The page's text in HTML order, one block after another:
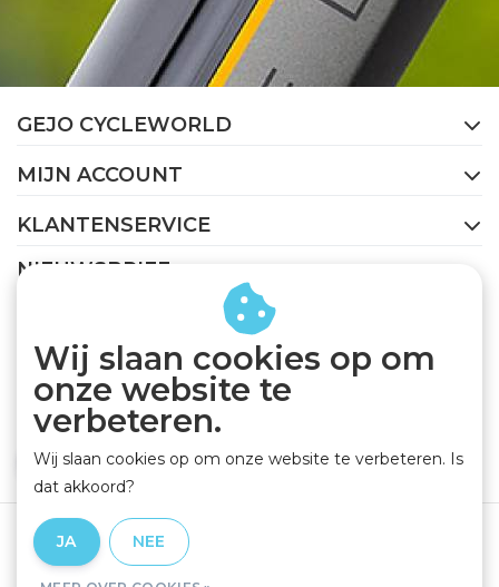
GEJO CYCLEWORLD
MIJN ACCOUNT
KLANTENSERVICE
NIEUWSBRIEF
Abonneer je op onze nieuwsbrief om op de hoogte te
ABONNEER
Algemene voorwaarden
Wij slaan cookies op om
onze website te
verbeteren.
Wij slaan cookies op om onze website te verbeteren. Is
dat akkoord?
JA NEE